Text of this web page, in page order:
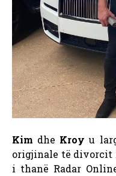
Kim dhe Kroy u
origjinale të divorcit
i thanë Radar